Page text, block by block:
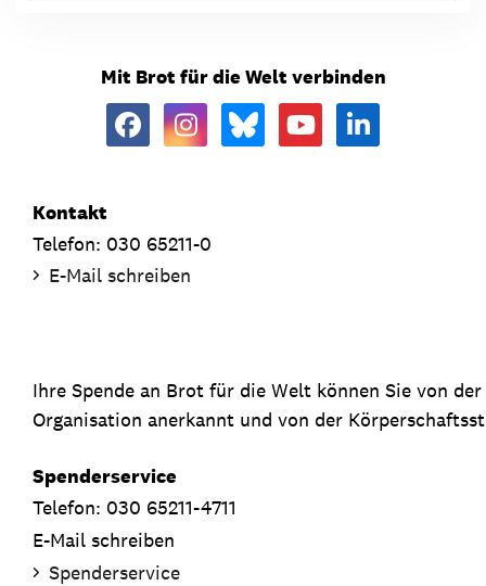
Mit Brot für die Welt verbinden
Kontakt
Telefon: 030 65211-0
E-Mail schreiben
Ihre Spende an Brot für die Welt können Sie von
Organisation anerkannt und von der
Spenderservice
Telefon: 030 65211-4711
E-Mail schreiben
Spenderservice